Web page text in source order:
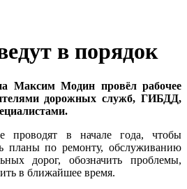
в порядок
Максим Модин провёл рабочее
дорожных служб, ГИБДД,
проводят в начале года, чтобы
планы по ремонту, обслуживанию
дорог, обозначить проблемы,
в ближайшее время.